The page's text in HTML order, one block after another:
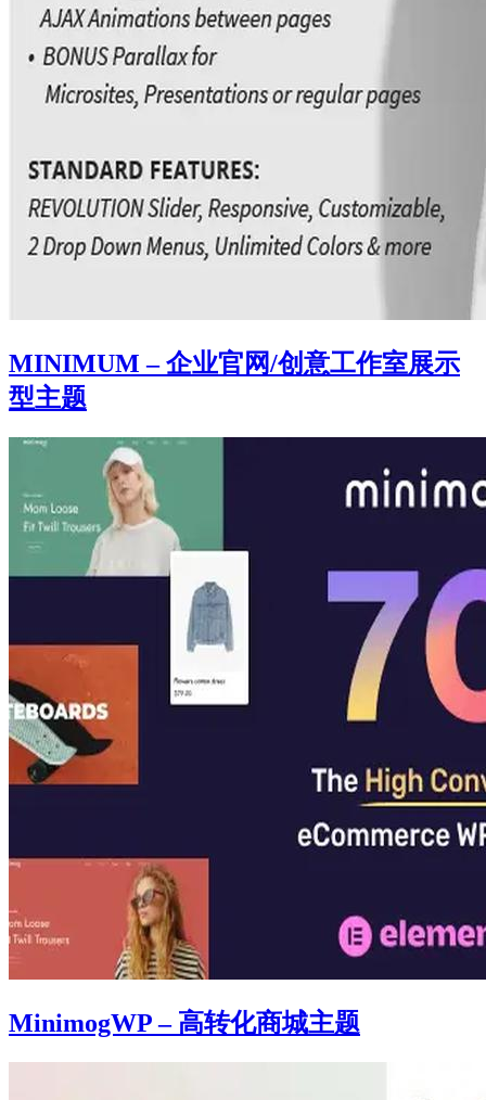
MINIMUM – 企业官网/创意工作室展示
型主题
MinimogWP – 高转化商城主题